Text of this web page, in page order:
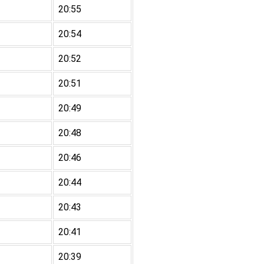
20:55
20:54
20:52
20:51
20:49
20:48
20:46
20:44
20:43
20:41
20:39